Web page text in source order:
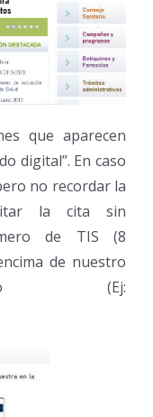
que aparecen
digital”. En caso
no recordar la
la cita sin
de TIS (8
de nuestro
(Ej: